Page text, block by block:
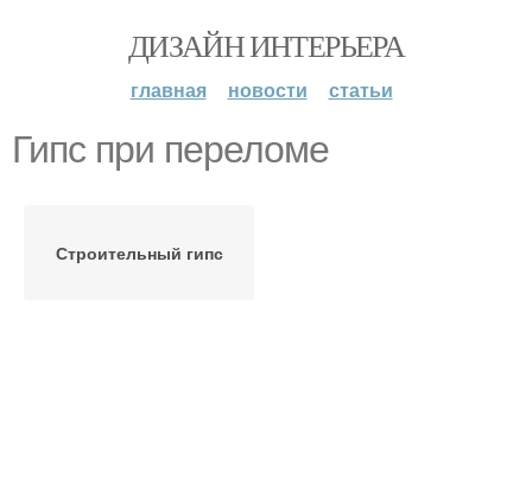
ДИЗАЙН ИНТЕРЬЕРА
главная новости статьи
Гипс при переломе
Строительный гипс